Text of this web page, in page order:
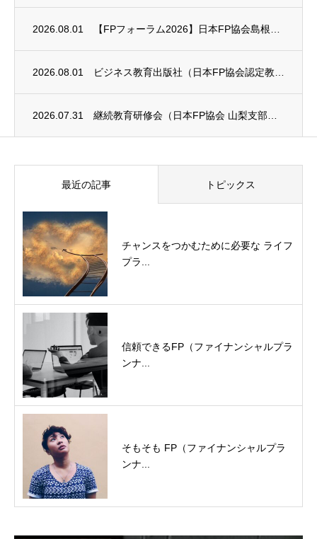
2026.08.01
2026.08.01
2026.07.31
最近の記事 トピックス
チャンスをつかむために必要な ライフ
プラ...
信頼できるFP（ファイナンシャルプラ
ンナ...
そもそも FP（ファイナンシャルプラ
ンナ...